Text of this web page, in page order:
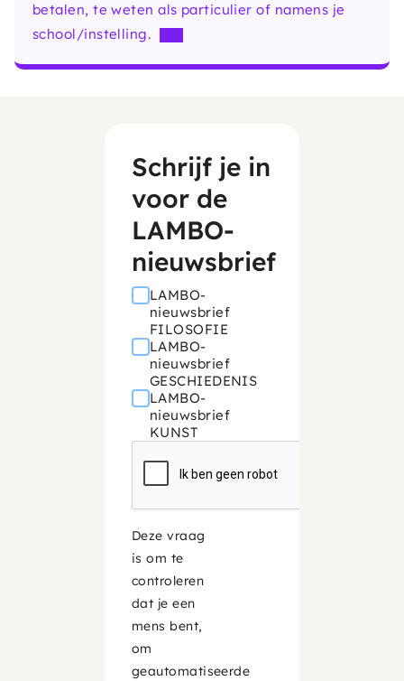
betalen, te weten als particulier of namens je
school/instelling.
Schrijf je in
voor de
LAMBO-
nieuwsbrief
LAMBO-
nieuwsbrief
FILOSOFIE
LAMBO-
nieuwsbrief
GESCHIEDENIS
LAMBO-
nieuwsbrief
KUNST
Deze vraag
is om te
controleren
dat je een
mens bent,
om
geautomatiseerde